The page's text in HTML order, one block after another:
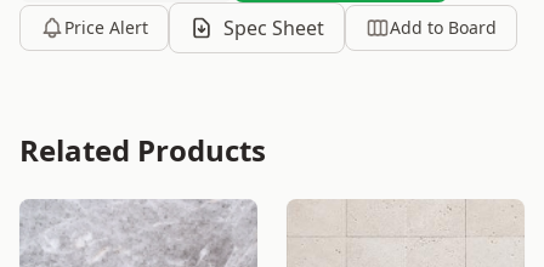
Price Alert Spec Sheet Add to Board
Related Products